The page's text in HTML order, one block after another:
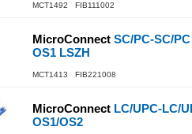
MCT1492 FIB111002
MicroConnect SC/PC-SC/
OS1 LSZH
MCT1413 FIB221008
MicroConnect LC/UPC-LC/
OS1/OS2